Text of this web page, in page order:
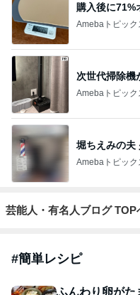
購入後に71%
Amebaトピック
次世代掃除機
Amebaトピック
堀ちえみの夫
Amebaトピック
芸能人・有名人ブログ TOP
#簡単レシピ
ふんわり卵が